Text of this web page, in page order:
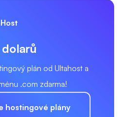
plán od Ultahost a
.com zdarma!
hostingové plány